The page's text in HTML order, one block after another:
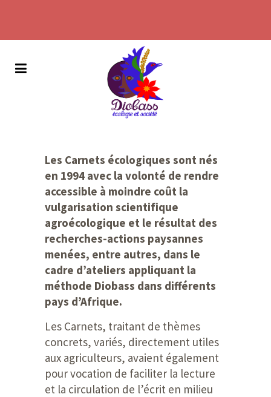
Les Carnets écologiques sont nés
en 1994 avec la volonté de rendre
accessible à moindre coût la
vulgarisation scientifique
agroécologique et le résultat des
recherches-actions paysannes
menées, entre autres, dans le
cadre d’ateliers appliquant la
méthode Diobass dans différents
pays d’Afrique.
Les Carnets, traitant de thèmes
concrets, variés, directement utiles
aux agriculteurs, avaient également
pour vocation de faciliter la lecture
et la circulation de l’écrit en milieu